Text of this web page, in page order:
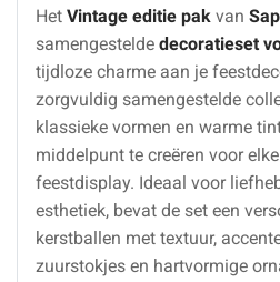
Het Vintage editie pak van
samengestelde decoratieset
tijdloze charme aan je
zorgvuldig samengestelde
klassieke vormen en warme
middelpunt te creëren voor
feestdisplay. Ideaal voor
esthetiek, bevat de set een
kerstballen met textuur,
zuurstokjes en hartvormige